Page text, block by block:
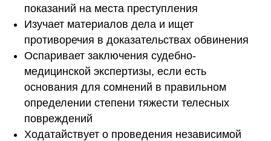
показаний на места преступления
Изучает материалов дела и ищет
противоречия в доказательствах обвинения
Оспаривает заключения судебно-
медицинской экспертизы, если есть
основания для сомнений в правильном
определении степени тяжести телесных
повреждений
Ходатайствует о проведения независимой